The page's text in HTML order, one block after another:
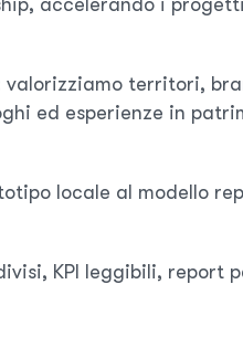
valorizziamo territori,
ed esperienze in
locale al modello
KPI leggibili, report